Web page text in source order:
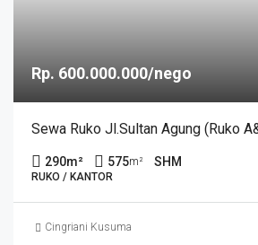
Rp. 600.000.000/nego
290m² 575m² SHM
RUKO / KANTOR
Cingriani Kusuma